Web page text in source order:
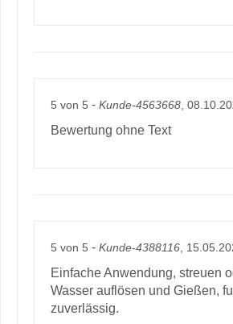
5 von 5 - Kunde-4563668 ,
Bewertung ohne Text
5 von 5 - Kunde-4388116 ,
Einfache Anwendung, streuen
Wasser auflösen und Gießen,
zuverlässig.